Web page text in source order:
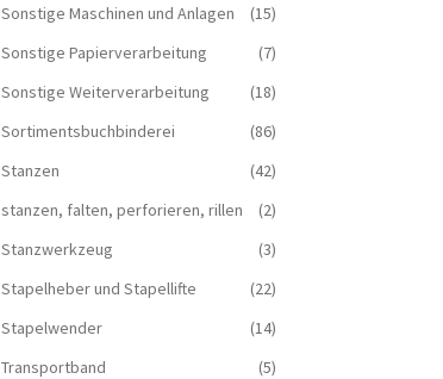
Sonstige Maschinen und Anlagen
(15)
Sonstige Papierverarbeitung
(7)
Sonstige Weiterverarbeitung
(18)
Sortimentsbuchbinderei
(86)
Stanzen
(42)
stanzen, falten, perforieren, rillen
(2)
Stanzwerkzeug
(3)
Stapelheber und Stapellifte
(22)
Stapelwender
(14)
Transportband
(5)